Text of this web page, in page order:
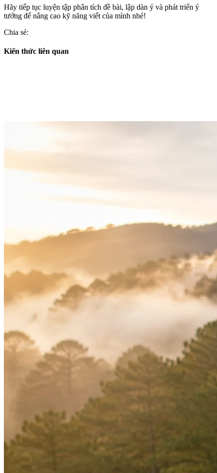
Hãy tiếp tục luyện tập phân tích đề bài, lập dàn ý và phát triển ý
tưởng để nâng cao kỹ năng viết của mình nhé!
Chia sẻ:
Kiến thức liên quan